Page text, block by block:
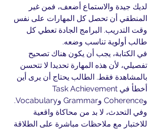
لديك جيدة والاستماع أضعف، فمن غير
المنطقي أن تحصل كل المهارات على نفس
وقت التدريب. البرامج الجادة تعطي كل
طالب أولوية تناسب وضعه.
في الكتابة، يجب أن يكون هناك تصحيح
تفصيلي، لأن هذه المهارة تحديدا لا تتحسن
بالمشاهدة فقط. الطالب يحتاج أن يرى أين
وCoherence وGrammar وVocabulary.
وفي التحدث، لا بد من محاكاة واقعية
للاختبار مع ملاحظات مباشرة على الطلاقة